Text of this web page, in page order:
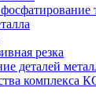
резка
деталей
комплекса